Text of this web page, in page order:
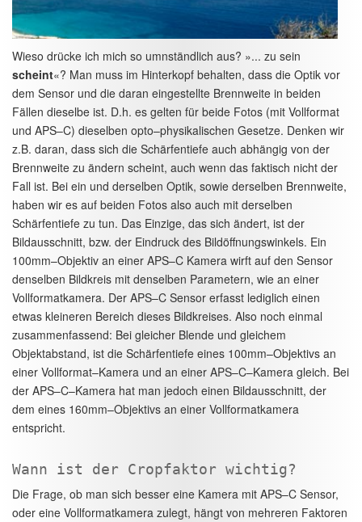
Wieso drücke ich mich so umnständlich aus? »... zu sein
scheint«? Man muss im Hinterkopf behalten, dass die Optik vor
dem Sensor und die daran eingestellte Brennweite in beiden
Fällen dieselbe ist. D.h. es gelten für beide Fotos (mit Vollformat
und APS–C) dieselben opto–physikalischen Gesetze. Denken wir
z.B. daran, dass sich die Schärfentiefe auch abhängig von der
Brennweite zu ändern scheint, auch wenn das faktisch nicht der
Fall ist. Bei ein und derselben Optik, sowie derselben Brennweite,
haben wir es auf beiden Fotos also auch mit derselben
Schärfentiefe zu tun. Das Einzige, das sich ändert, ist der
Bildausschnitt, bzw. der Eindruck des Bildöffnungswinkels. Ein
100mm–Objektiv an einer APS–C Kamera wirft auf den Sensor
denselben Bildkreis mit denselben Parametern, wie an einer
Vollformatkamera. Der APS–C Sensor erfasst lediglich einen
etwas kleineren Bereich dieses Bildkreises. Also noch einmal
zusammenfassend: Bei gleicher Blende und gleichem
Objektabstand, ist die Schärfentiefe eines 100mm–Objektivs an
einer Vollformat–Kamera und an einer APS–C–Kamera gleich. Bei
der APS–C–Kamera hat man jedoch einen Bildausschnitt, der
dem eines 160mm–Objektivs an einer Vollformatkamera
entspricht.
Wann ist der Cropfaktor wichtig?
Die Frage, ob man sich besser eine Kamera mit APS–C Sensor,
oder eine Vollformatkamera zulegt, hängt von mehreren Faktoren